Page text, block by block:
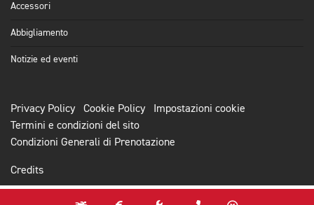
Accessori
Abbigliamento
Notizie ed eventi
Privacy Policy Cookie Policy
Impostazioni cookie
Termini e condizioni del sito
Condizioni Generali di Prenotazione
Credits